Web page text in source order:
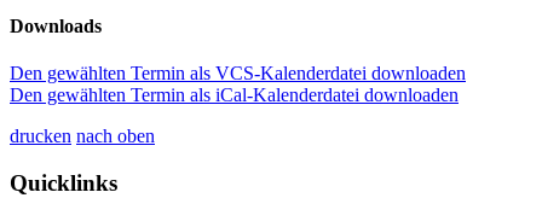
Downloads
Den gewählten Termin als VCS-Kalenderdatei downloaden
Den gewählten Termin als iCal-Kalenderdatei downloaden
drucken nach oben
Quicklinks